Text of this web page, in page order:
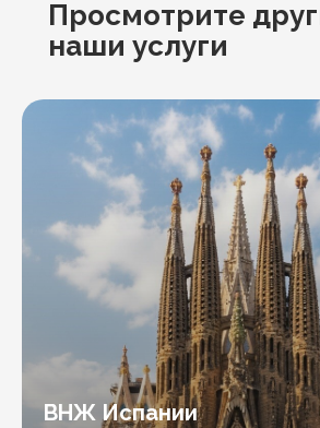
Просмотрите
наши услуги
ВНЖ Испании